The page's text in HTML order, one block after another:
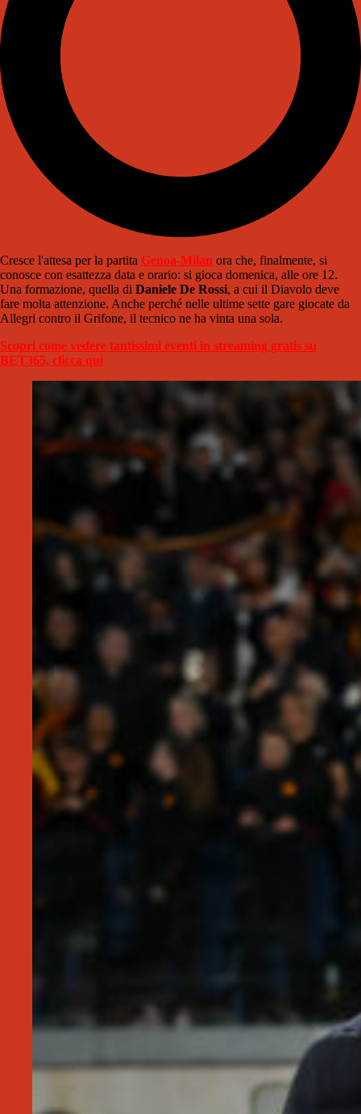
Cresce l'attesa per la partita Genoa-Milan ora che, finalmente, si
conosce con esattezza data e orario: si gioca domenica, alle ore 12.
Una formazione, quella di Daniele De Rossi, a cui il Diavolo deve
fare molta attenzione. Anche perché nelle ultime sette gare giocate da
Allegri contro il Grifone, il tecnico ne ha vinta una sola.
Scopri come vedere tantissimi eventi in streaming gratis su
BET365, clicca qui